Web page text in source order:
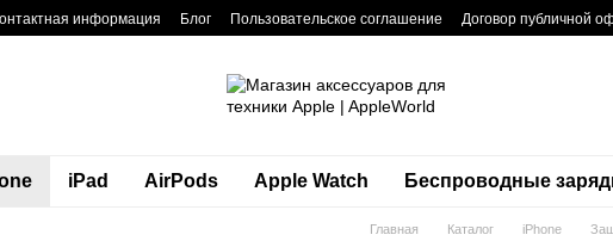
информация Блог Пользовательское соглашение Договор публичной
iPad AirPods Apple Watch Беспроводные
Главная Каталог iPhone